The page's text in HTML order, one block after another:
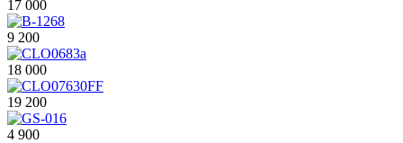
17 000
9 200
18 000
19 200
4 900